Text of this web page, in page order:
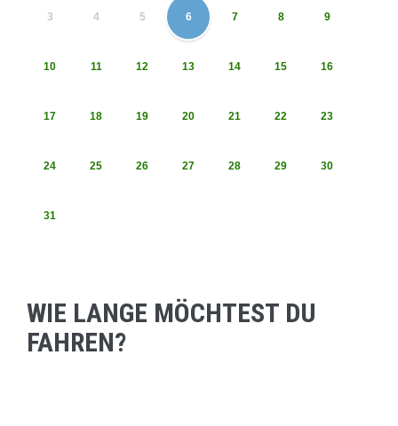
3 4 5 6 7 8 9
10 11 12 13 14 15 16
17 18 19 20 21 22 23
24 25 26 27 28 29 30
31
WIE LANGE MÖCHTEST DU
FAHREN?